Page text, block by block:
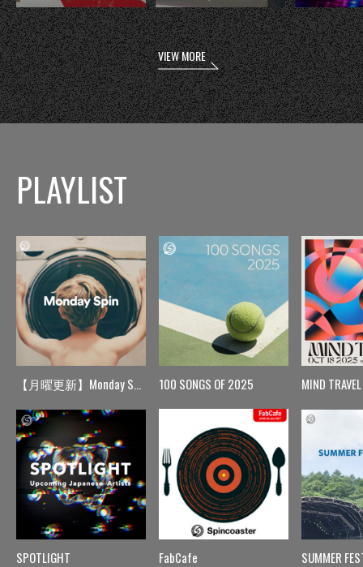
VIEW MORE
PLAYLIST
【月曜更新】Monday Spin
SPOTLIGHT
100 SONGS OF 2025
FabCafe
MIND TRAVEL
SUMMER